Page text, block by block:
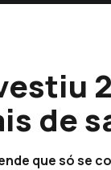
de
que só se